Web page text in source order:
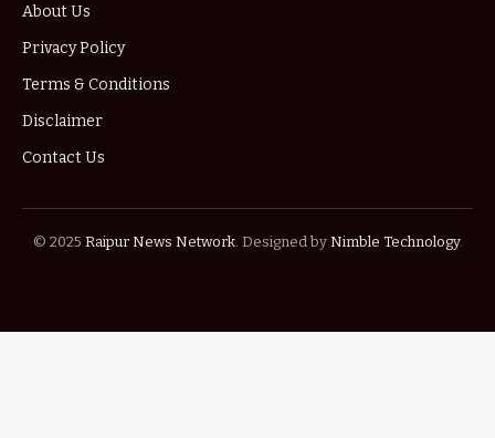
About Us
Privacy Policy
Terms & Conditions
Disclaimer
Contact Us
© 2025 Raipur News Network. Designed by Nimble Technology.